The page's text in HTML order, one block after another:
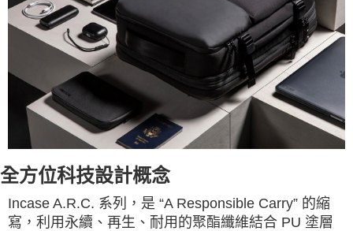
全方位科技設計概念
Incase A.R.C. 系列，是 “A Responsible Carry” 的縮
寫，利用永續、再生、耐用的聚酯纖維結合 PU 塗層